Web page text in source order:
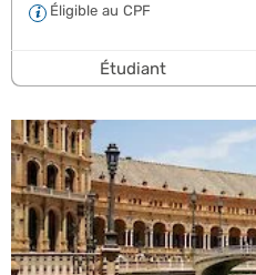
Éligible au CPF
Étudiant